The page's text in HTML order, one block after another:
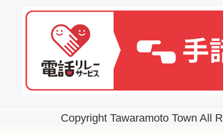
Copyright Tawaramoto Town All